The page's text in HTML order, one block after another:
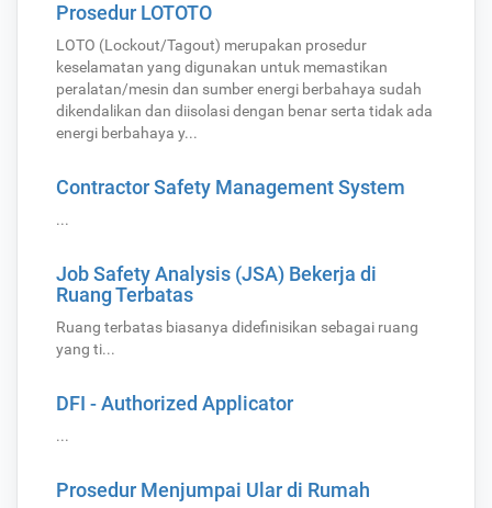
Prosedur LOTOTO
LOTO (Lockout/Tagout) merupakan prosedur
keselamatan yang digunakan untuk memastikan
peralatan/mesin dan sumber energi berbahaya sudah
dikendalikan dan diisolasi dengan benar serta tidak ada
energi berbahaya y...
Contractor Safety Management System
...
Job Safety Analysis (JSA) Bekerja di
Ruang Terbatas
Ruang terbatas biasanya didefinisikan sebagai ruang
yang ti...
DFI - Authorized Applicator
...
Prosedur Menjumpai Ular di Rumah